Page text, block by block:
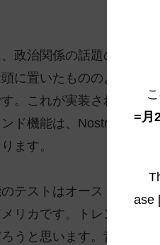
政治関係の話題の取扱ポ
に置いたもののように
。これが実装されると
ド機能は、Nostr/
ます。
テストはオーストラリ
リカです。トレンドと
うと思います。昔の
=月
ase